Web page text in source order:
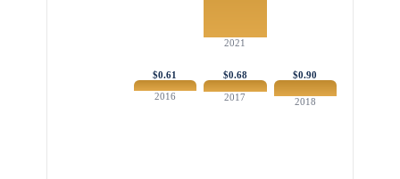
2021
$0.90
2018
$0.68
2017
$0.61
2016